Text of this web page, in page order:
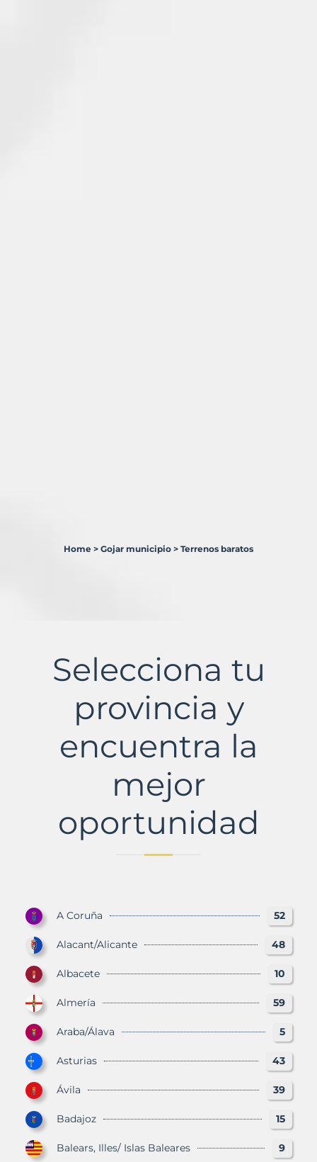
Murbalands
Home > Gojar municipio > Terrenos baratos
Selecciona tu
provincia y
encuentra la
mejor
oportunidad
A Coruña 52
Alacant/Alicante 48
Albacete 10
Almería 59
Araba/Álava 5
Asturias 43
Ávila 39
Badajoz 15
Balears, Illes/ Islas Baleares 9